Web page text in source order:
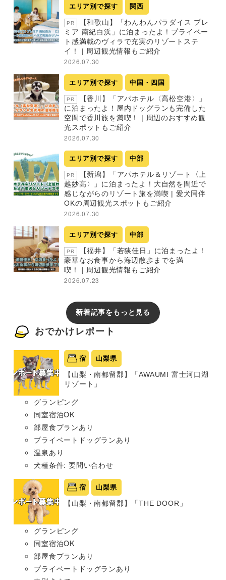
エリア別で探す 関西
PR
【和歌山】「わんわんパラダイス プレ
ミア 南紀白浜」に泊まったよ！プライベー
ト感満載のヴィラで充実のリゾートステ
イ！ | 周辺観光情報もご紹介
2026.07.30
エリア別で探す 中国・四国
PR
【香川】「アパホテル〈高松空港〉」
に泊まったよ！屋内ドッグランも完備した
空間で香川旅を満喫！ | 周辺のおすすめ観
光スポットもご紹介
2026.07.30
エリア別で探す 中部
PR
【新潟】「アパホテル＆リゾート〈上
越妙高〉」に泊まったよ！大自然を間近で
感じながらのリゾート旅を満喫 | 愛犬同伴
OKの周辺観光スポットもご紹介
2026.07.30
エリア別で探す 中部
PR
【福井】「若狭佳日」に泊まったよ！
豪華なお食事から海辺散歩までを満
喫！ | 周辺観光情報もご紹介
2026.07.23
新着記事をもっと見る
おでかけレポート
宿 山梨県
【山梨・南都留郡】「AWAUMI 富士河口湖
リゾート」
グランピング
同室宿泊OK
部屋食プランあり
プライベートドッグランあり
温泉あり
犬種条件: 要問い合わせ
宿 山梨県
【山梨・南都留郡】「THE DOOR」
グランピング
同室宿泊OK
部屋食プランあり
プライベートドッグランあり